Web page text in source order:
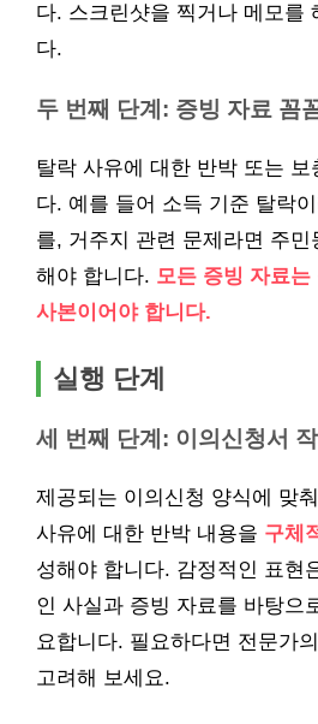
다. 스크린샷을 찍거나 메모를
다.
두 번째 단계: 증빙 자료 꼼
탈락 사유에 대한 반박 또는 보
다. 예를 들어 소득 기준 탈락
를, 거주지 관련 문제라면 주민
해야 합니다. 모든 증빙 자료는
사본이어야 합니다.
실행 단계
세 번째 단계: 이의신청서 작
제공되는 이의신청 양식에 맞
사유에 대한 반박 내용을 구체
성해야 합니다. 감정적인 표현
인 사실과 증빙 자료를 바탕으
요합니다. 필요하다면 전문가
고려해 보세요.